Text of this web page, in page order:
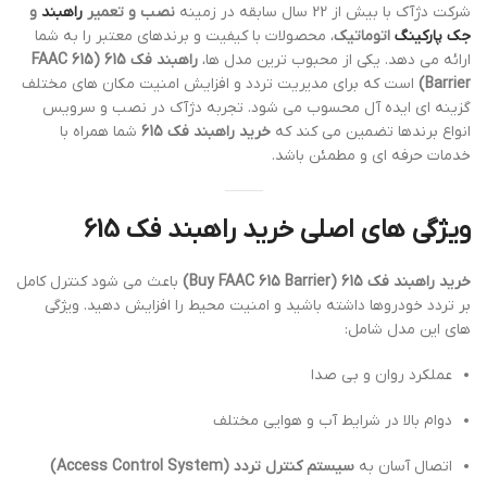
شرکت دژآک با بیش از 22 سال سابقه در زمینه نصب و تعمیر راهبند و
جک پارکینگ اتوماتیک، محصولات با کیفیت و برندهای معتبر را به شما
ارائه می دهد. یکی از محبوب ترین مدل ها،
راهبند فک 615 (FAAC 615
Barrier) است که برای مدیریت تردد و افزایش امنیت مکان های مختلف
گزینه ای ایده آل محسوب می شود. تجربه دژآک در نصب و سرویس
انواع برندها تضمین می کند که خرید راهبند فک 615
شما همراه با
خدمات حرفه ای و مطمئن باشد.
ویژگی های اصلی خرید راهبند فک 615
خرید راهبند فک 615 (Buy FAAC 615 Barrier)
باعث می شود کنترل کامل
بر تردد خودروها داشته باشید و امنیت محیط را افزایش دهید. ویژگی
های این مدل شامل:
عملکرد روان و بی صدا
دوام بالا در شرایط آب و هوایی مختلف
اتصال آسان به سیستم کنترل تردد (Access Control System)